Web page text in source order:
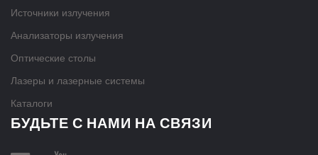
Источники излучения
Анализаторы излучения
Оптические столы
Лазеры и лазерные системы
Каталоги
БУДЬТЕ С НАМИ НА СВЯЗИ